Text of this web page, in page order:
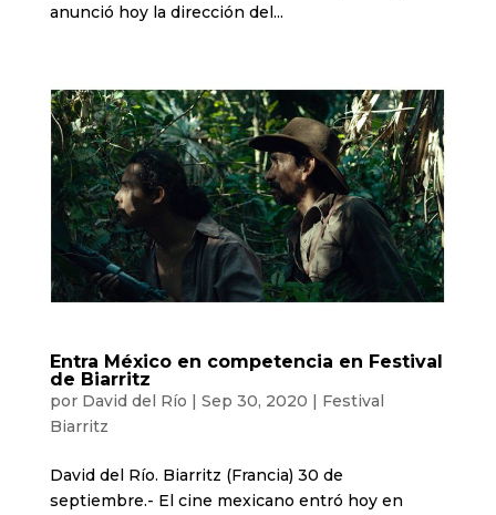
anunció hoy la dirección del...
Entra México en competencia en Festival
de Biarritz
por David del Río Sep 30, 2020
Festival
Biarritz
David del Río. Biarritz (Francia) 30 de
septiembre.- El cine mexicano entró hoy en